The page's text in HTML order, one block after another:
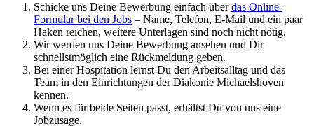
Schicke uns Deine Bewerbung einfach überdas Online-
Formular bei den Jobs – Name, Telefon, E-Mail und ein paar
Haken reichen, weitere Unterlagen sind noch nicht nötig.
Wir werden uns Deine Bewerbung ansehen und Dir
schnellstmöglich eine Rückmeldung geben.
Bei einer Hospitation lernst Du den Arbeitsalltag und das
Team in den Einrichtungen der Diakonie Michaelshoven
kennen.
Wenn es für beide Seiten passt, erhältst Du von uns eine
Jobzusage.